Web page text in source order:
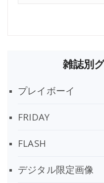
雑誌別
プレイボーイ
FRIDAY
FLASH
デジタル限定画像